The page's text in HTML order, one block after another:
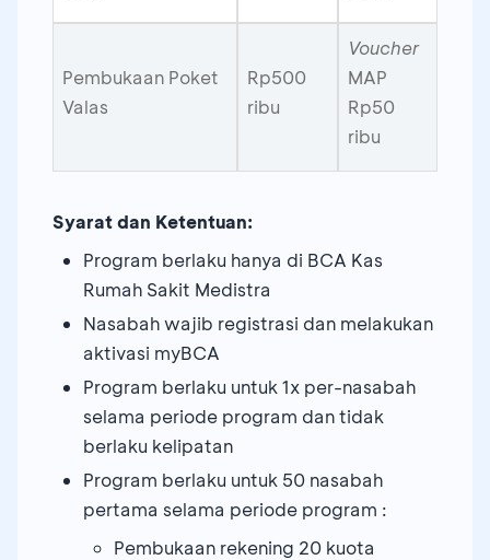
Pembukaan Poket
Valas
Rp500
ribu
Voucher
MAP
Rp50
ribu
Syarat dan Ketentuan:
Program berlaku hanya di BCA Kas
Rumah Sakit Medistra
Nasabah wajib registrasi dan melakukan
aktivasi myBCA
Program berlaku untuk 1x per-nasabah
selama periode program dan tidak
berlaku kelipatan
Program berlaku untuk 50 nasabah
pertama selama periode program :
Pembukaan rekening 20 kuota